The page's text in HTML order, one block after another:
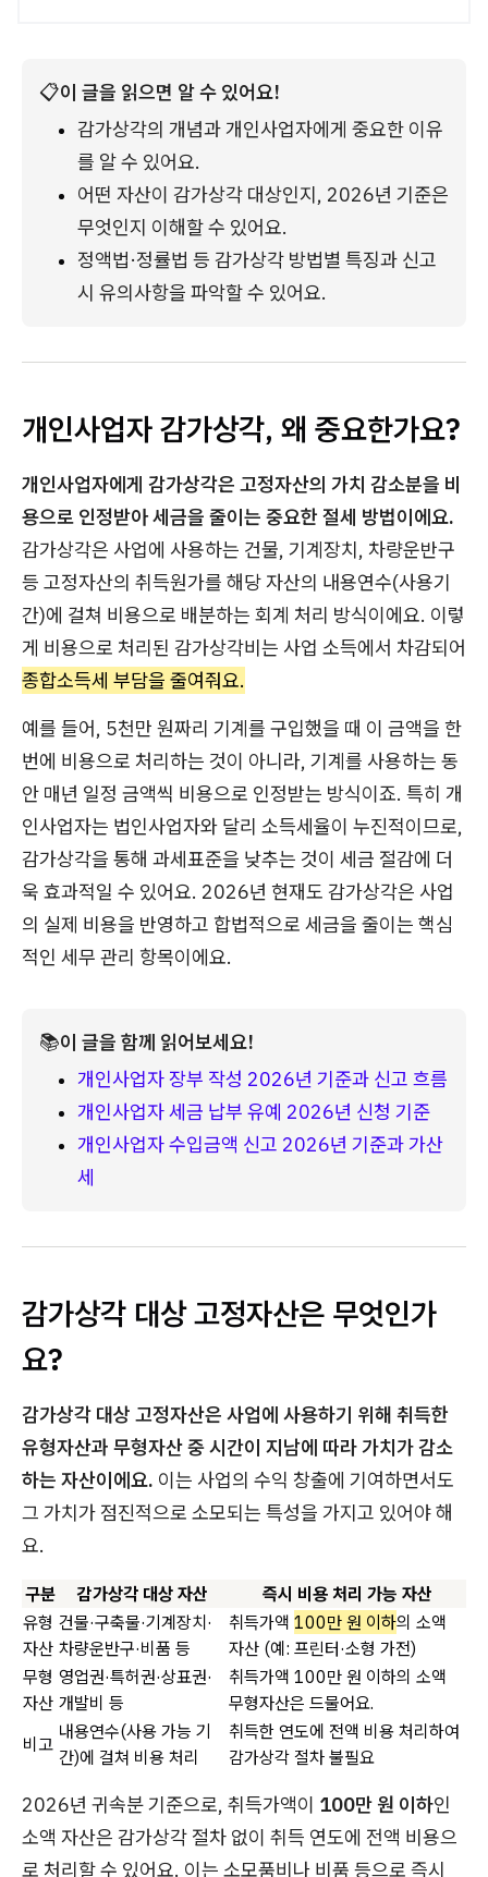
📋이 글을 읽으면 알 수 있어요!
감가상각의 개념과 개인사업자에게 중요한 이유
를 알 수 있어요.
어떤 자산이 감가상각 대상인지, 2026년 기준은
무엇인지 이해할 수 있어요.
정액법·정률법 등 감가상각 방법별 특징과 신고
시 유의사항을 파악할 수 있어요.
개인사업자 감가상각, 왜 중요한가요?
개인사업자에게 감가상각은 고정자산의 가치 감소분을 비
용으로 인정받아 세금을 줄이는 중요한 절세 방법이에요.
감가상각은 사업에 사용하는 건물, 기계장치, 차량운반구
등 고정자산의 취득원가를 해당 자산의 내용연수(사용기
간)에 걸쳐 비용으로 배분하는 회계 처리 방식이에요. 이렇
게 비용으로 처리된 감가상각비는 사업 소득에서 차감되어
종합소득세 부담을 줄여줘요.
예를 들어, 5천만 원짜리 기계를 구입했을 때 이 금액을 한
번에 비용으로 처리하는 것이 아니라, 기계를 사용하는 동
안 매년 일정 금액씩 비용으로 인정받는 방식이죠. 특히 개
인사업자는 법인사업자와 달리 소득세율이 누진적이므로,
감가상각을 통해 과세표준을 낮추는 것이 세금 절감에 더
욱 효과적일 수 있어요. 2026년 현재도 감가상각은 사업
의 실제 비용을 반영하고 합법적으로 세금을 줄이는 핵심
적인 세무 관리 항목이에요.
📚이 글을 함께 읽어보세요!
개인사업자 장부 작성 2026년 기준과 신고 흐름
개인사업자 세금 납부 유예 2026년 신청 기준
개인사업자 수입금액 신고 2026년 기준과 가산
세
감가상각 대상 고정자산은 무엇인가
요?
감가상각 대상 고정자산은 사업에 사용하기 위해 취득한
유형자산과 무형자산 중 시간이 지남에 따라 가치가 감소
하는 자산이에요. 이는 사업의 수익 창출에 기여하면서도
그 가치가 점진적으로 소모되는 특성을 가지고 있어야 해
요.
구분 감가상각 대상 자산
즉시 비용 처리 가능 자산
유형
자산
건물·구축물·기계장치·
차량운반구·비품 등
취득가액 100만 원 이하의 소액
자산 (예: 프린터·소형 가전)
무형
자산
영업권·특허권·상표권·
개발비 등
취득가액 100만 원 이하의 소액
무형자산은 드물어요.
비고
내용연수(사용 가능 기
간)에 걸쳐 비용 처리
취득한 연도에 전액 비용 처리하여
감가상각 절차 불필요
2026년 귀속분 기준으로, 취득가액이 100만 원 이하인
소액 자산은 감가상각 절차 없이 취득 연도에 전액 비용으
로 처리할 수 있어요. 이는 소모품비나 비품 등으로 즉시